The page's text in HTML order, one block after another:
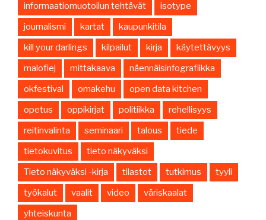
informaatiomuotoilun tehtävät
isotype
journalismi
kartat
kaupunkitila
kill your darlings
kilpailut kirja
käytettävyys
malofiej
mittakaava
näennäisinfografiikka
okfestival
omakehu
open data kitchen
opetus
oppikirjat politiikka
rehellisyys
reitinvalinta
seminaari talous
tiede
tietokuvitus
tieto näkyväksi
Tieto näkyväksi -kirja
tilastot tutkimus
tyyli
työkalut
vaalit video
väriskaalat
yhteiskunta